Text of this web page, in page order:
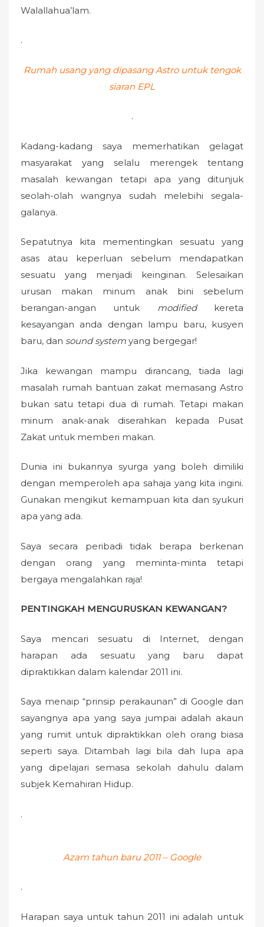
Walallahua’lam.
.
Rumah usang yang dipasang Astro untuk tengok
siaran EPL
.
Kadang-kadang saya memerhatikan gelagat
masyarakat yang selalu merengek tentang
masalah kewangan tetapi apa yang ditunjuk
seolah-olah wangnya sudah melebihi segala-
galanya.
Sepatutnya kita mementingkan sesuatu yang
asas atau keperluan sebelum mendapatkan
sesuatu yang menjadi keinginan. Selesaikan
urusan makan minum anak bini sebelum
berangan-angan untuk modifiedkereta
kesayangan anda dengan lampu baru, kusyen
baru, dan sound system yang bergegar!
Jika kewangan mampu dirancang, tiada lagi
masalah rumah bantuan zakat memasang Astro
bukan satu tetapi dua di rumah. Tetapi makan
minum anak-anak diserahkan kepada Pusat
Zakat untuk memberi makan.
Dunia ini bukannya syurga yang boleh dimiliki
dengan memperoleh apa sahaja yang kita ingini.
Gunakan mengikut kemampuan kita dan syukuri
apa yang ada.
Saya secara peribadi tidak berapa berkenan
dengan orang yang meminta-minta tetapi
bergaya mengalahkan raja!
PENTINGKAH MENGURUSKAN KEWANGAN?
Saya mencari sesuatu di Internet, dengan
harapan ada sesuatu yang baru dapat
dipraktikkan dalam kalendar 2011 ini.
Saya menaip “prinsip perakaunan” di Google dan
sayangnya apa yang saya jumpai adalah akaun
yang rumit untuk dipraktikkan oleh orang biasa
seperti saya. Ditambah lagi bila dah lupa apa
yang dipelajari semasa sekolah dahulu dalam
subjek Kemahiran Hidup.
.
Azam tahun baru 2011 – Google
.
Harapan saya untuk tahun 2011 ini adalah untuk